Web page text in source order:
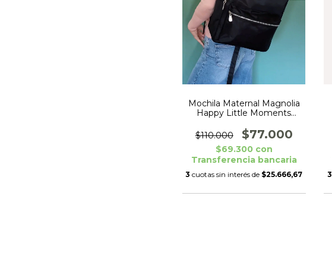
Mochila Maternal Magnolia
Happy Little Moments
$110.000
$77.000
$69.300 con
Transferencia bancaria
3 cuotas sin interés de $25.666,67 3